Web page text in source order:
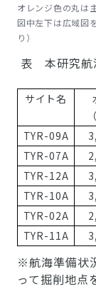
オレンジ色の丸は
図中左下は広域図
り）
表 本研究航
サイト名
TYR-09A
TYR-07A
TYR-12A
TYR-10A
TYR-02A
TYR-11A
※航海準備状
って掘削地点